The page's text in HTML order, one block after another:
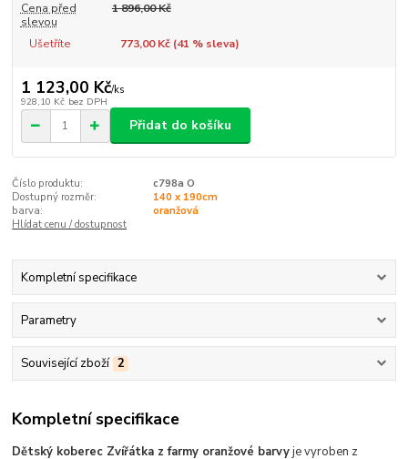
Cena před
slevou
1 896,00 Kč
Ušetříte 773,00 Kč (41 % sleva)
1 123,00 Kč/ks
928,10 Kč bez DPH
Přidat do košíku
Číslo produktu:
c798a O
Dostupný rozměr:
140 x 190cm
barva:
oranžová
Hlídat cenu / dostupnost
Kompletní specifikace
Parametry
Související zboží 2
Kompletní specifikace
Dětský koberec Zvířátka z farmy oranžové barvyje vyroben z